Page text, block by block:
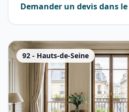
Demander un devis dans le
92 - Hauts-de-Seine